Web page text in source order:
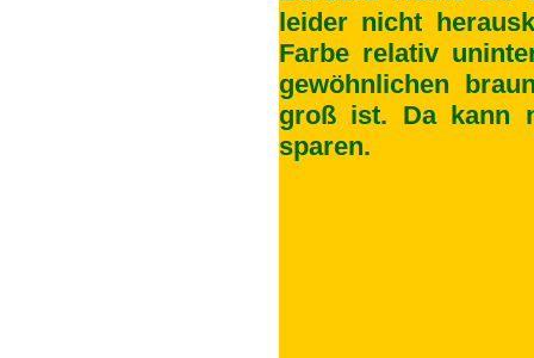
leider nicht
Farbe relativ
gewöhnlichen
groß ist. Da kann
sparen.